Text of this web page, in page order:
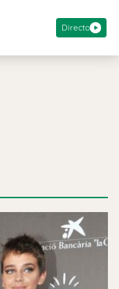
Directo